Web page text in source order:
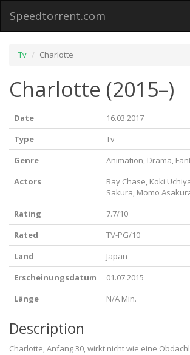
Speedtorrent.com
Tv Charlotte
Charlotte (2015–)
Date
16.03.2017
Type
Tv
Genre
Animation, Drama,
Actors
Ray Chase, Koki
Sakura, Momo
Rating
7.7/10
Rated
TV-PG/10
Land
Japan
Erscheinungsdatum
01.07.2015
Länge
N/A Min.
Description
Charlotte, Anfang 30, wirkt nicht wie eine